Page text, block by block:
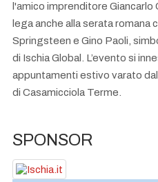
l'amico imprenditore Giancarlo
lega anche alla serata romana
Springsteen e Gino Paoli,
di Ischia Global. L’evento si
appuntamenti estivo varato
di Casamicciola Terme.
SPONSOR